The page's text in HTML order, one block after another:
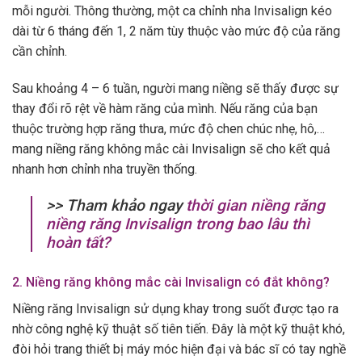
mỗi người. Thông thường, một ca chỉnh nha Invisalign kéo
dài từ 6 tháng đến 1, 2 năm tùy thuộc vào mức độ của răng
cần chỉnh.
Sau khoảng 4 – 6 tuần, người mang niềng sẽ thấy được sự
thay đổi rõ rệt về hàm răng của mình. Nếu răng của bạn
thuộc trường hợp răng thưa, mức độ chen chúc nhẹ, hô,…
mang niềng răng không mắc cài Invisalign sẽ cho kết quả
nhanh hơn chỉnh nha truyền thống.
>> Tham khảo ngaythời gian niềng răng
niềng răng Invisalign trong bao lâu thì
hoàn tất?
2. Niềng răng không mắc cài Invisalign có đắt không?
Niềng răng Invisalign sử dụng khay trong suốt được tạo ra
nhờ công nghệ kỹ thuật số tiên tiến. Đây là một kỹ thuật khó,
đòi hỏi trang thiết bị máy móc hiện đại và bác sĩ có tay nghề